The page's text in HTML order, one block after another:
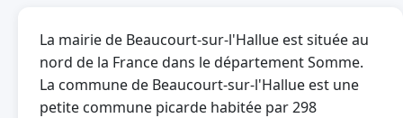
La mairie de Beaucourt-sur-l'Hallue est située au
nord de la France dans le département Somme.
La commune de Beaucourt-sur-l'Hallue est une
petite commune picarde habitée par 298